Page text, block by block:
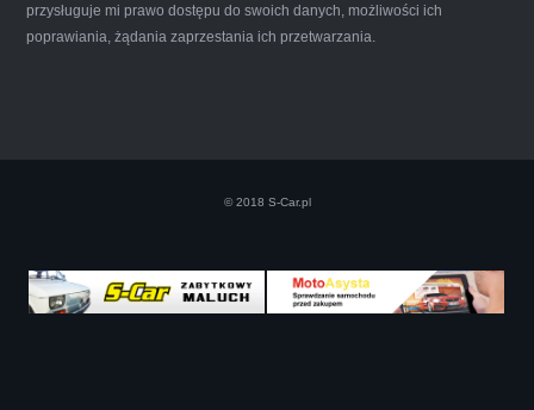
Iwona Górska
naprawde ludzki, nie zdziera, nie oszukuje.
przysługuje mi prawo dostępu do swoich danych, możliwości ich
poprawiania, żądania zaprzestania ich przetwarzania.
© 2018 S-Car.pl